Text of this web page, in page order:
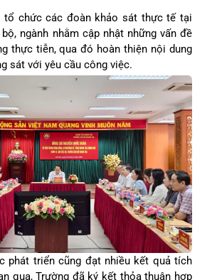
tổ chức các đoàn khảo sát thực tế tại
ngành nhằm cập nhật những vấn đề
thực tiễn, qua đó hoàn thiện nội dung
sát với yêu cầu công việc.
phát triển cũng đạt nhiều kết quả tích
qua, Trường đã ký kết thỏa thuận hợp